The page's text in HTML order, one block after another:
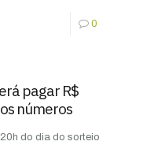
0
pagar R$
números
do dia do sorteio